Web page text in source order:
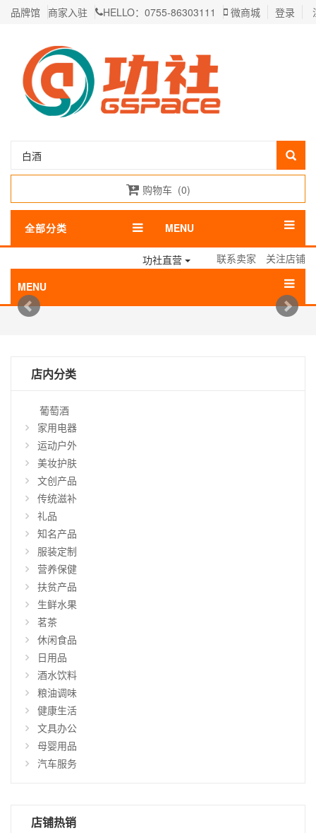
品牌馆 商家入驻 HELLO：0755-86303111 微商城 登录
购物车 (0)
全部分类 MENU
功社直营 联系卖家
关注店铺
MENU
店内分类
葡萄酒
家用电器
运动户外
美妆护肤
文创产品
传统滋补
礼品
知名产品
服装定制
营养保健
扶贫产品
生鲜水果
茗茶
休闲食品
日用品
酒水饮料
粮油调味
健康生活
文具办公
母婴用品
汽车服务
店铺热销